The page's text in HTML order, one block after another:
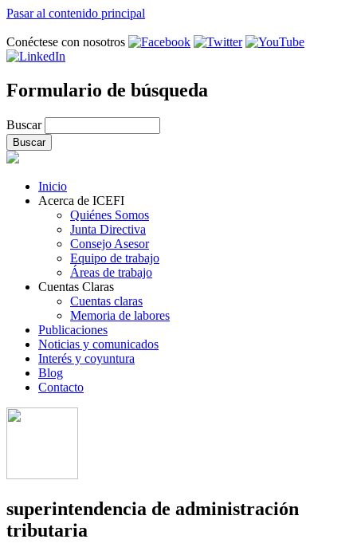
Pasar al contenido principal
Conéctese con nosotros
Formulario de búsqueda
Buscar
Inicio
Acerca de ICEFI
Quiénes Somos
Junta Directiva
Consejo Asesor
Equipo de trabajo
Áreas de trabajo
Cuentas Claras
Cuentas claras
Memoria de labores
Publicaciones
Noticias y comunicados
Interés y coyuntura
Blog
Contacto
superintendencia de administración
tributaria